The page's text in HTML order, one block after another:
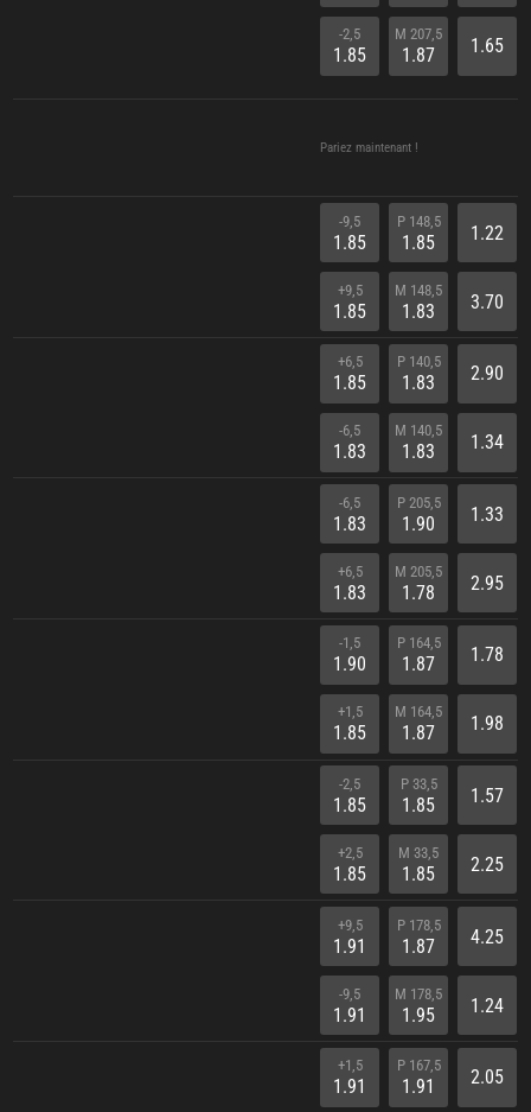
-2,5
1.85
M 207,5
1.87 1.65
Pariez maintenant !
-9,5
1.85
+9,5
1.85
P 148,5
1.85
M 148,5
1.83
1.22
3.70
+6,5
1.85
-6,5
1.83
P 140,5
1.83
M 140,5
1.83
2.90
1.34
-6,5
1.83
+6,5
1.83
P 205,5
1.90
M 205,5
1.78
1.33
2.95
-1,5
1.90
+1,5
1.85
P 164,5
1.87
M 164,5
1.87
1.78
1.98
-2,5
1.85
+2,5
1.85
P 33,5
1.85
M 33,5
1.85
1.57
2.25
+9,5
1.91
-9,5
1.91
P 178,5
1.87
M 178,5
1.95
4.25
1.24
+1,5
1.91
P 167,5
1.91 2.05